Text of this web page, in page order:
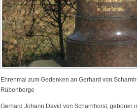
Ehrenmal zum Gedenken an Gerhard von
Rübenberge
Gerhard Johann David von Scharnhorst, geboren